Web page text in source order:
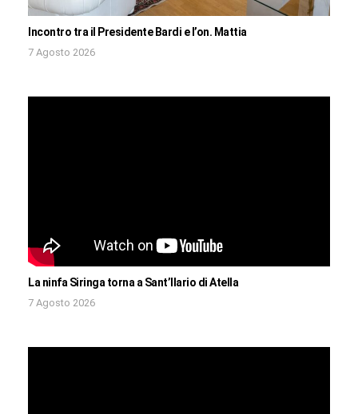
Incontro tra il Presidente Bardi e l’on. Mattia
7 Agosto 2026
La ninfa Siringa torna a Sant’Ilario di Atella
7 Agosto 2026